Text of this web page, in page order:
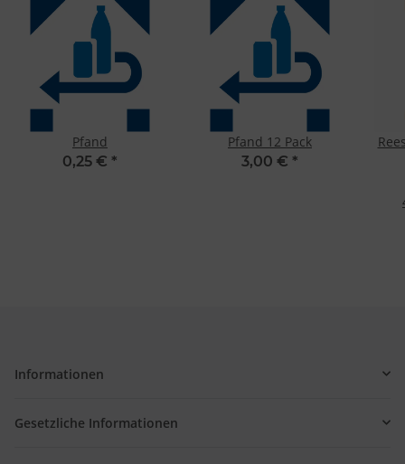
Pfand
0,25 € *
Pfand 12 Pack
3,00 € *
Informationen
Gesetzliche Informationen